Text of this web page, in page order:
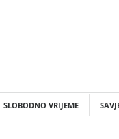
SLOBODNO VRIJEME